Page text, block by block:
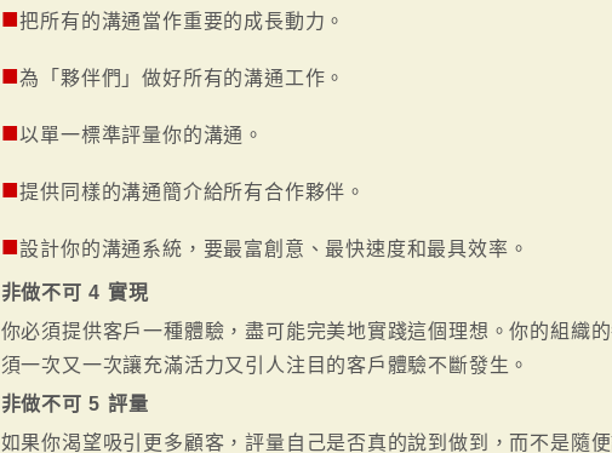
■把所有的溝通當作重要的成長動力。
■為「夥伴們」做好所有的溝通工作。
■以單一標準評量你的溝通。
■提供同樣的溝通簡介給所有合作夥伴。
■設計你的溝通系統，要最富創意、最快速度和最具效率。
非做不可 4 實現
你必須提供客戶一種體驗，盡可能完美地實踐這個理想。你的組織
須一次又一次讓充滿活力又引人注目的客戶體驗不斷發生。
非做不可 5 評量
如果你渴望吸引更多顧客，評量自己是否真的說到做到，而不是隨